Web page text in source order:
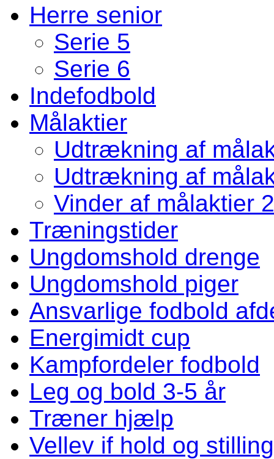
Herre senior
Serie 5
Serie 6
Indefodbold
Målaktier
Udtrækning af
Udtrækning af
Vinder af målaktier
Træningstider
Ungdomshold drenge
Ungdomshold piger
Ansvarlige fodbold
Energimidt cup
Kampfordeler fodbold
Leg og bold 3-5 år
Træner hjælp
Vellev if hold og